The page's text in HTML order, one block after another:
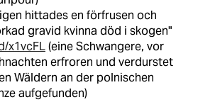
hittades en förfrusen och
gravid kvinna död i skogen"
x1vcFL(eine Schwangere, vor
erfroren und verdurstet
Wäldern an der polnischen
aufgefunden)